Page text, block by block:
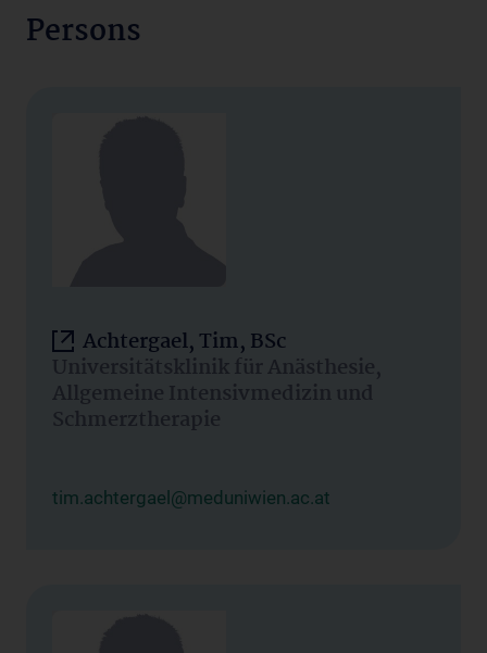
Persons
Achtergael, Tim, BSc
Universitätsklinik für Anästhesie,
Allgemeine Intensivmedizin und
Schmerztherapie
tim.achtergael@meduniwien.ac.at